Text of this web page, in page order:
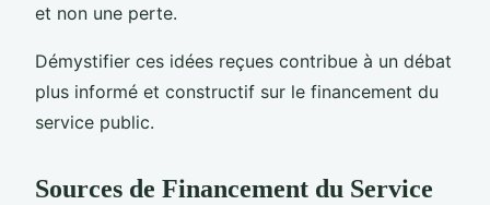
et non une perte.
Démystifier ces idées reçues contribue à un débat
plus informé et constructif sur le financement du
service public.
Sources de Financement du Service